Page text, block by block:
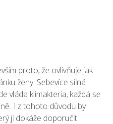
proto, že ovlivňuje jak
ženy. Sebevíce silná
vláda klimakteria, každá se
I z tohoto důvodu by
ji dokáže doporučit